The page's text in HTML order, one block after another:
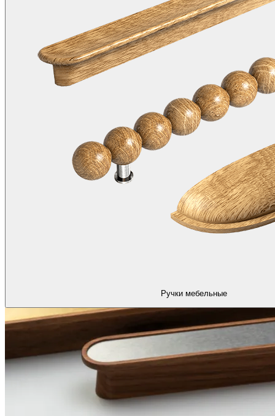
Ручки мебельные